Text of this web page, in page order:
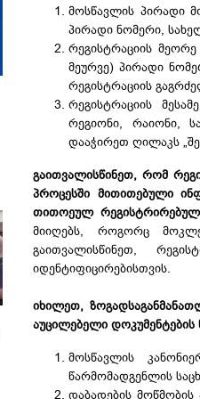
მოსწავლის პირადი
პირადი ნომერი,
რეგისტრაციის
მეურვე) პირადი
რეგისტრაციის
რეგისტრაციის
რეგიონი, რაიონი,
დააჭირეთ ღილაკს
გაითვალისწინეთ, რომ
პროცესში მითითებული
თითოეულ
მიიღებს, როგორც
გაითვალისწინეთ,
იდენტიფიცირებისთვის.
იხილეთ,
აუცილებელი
მოსწავლის
წარმომადგენლის
დაბადების